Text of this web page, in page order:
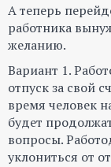
А теперь
работника
желанию.
Вариант 1.
отпуск за свой
время человек
будет
вопросы.
уклониться от